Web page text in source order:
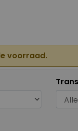
voorraad.